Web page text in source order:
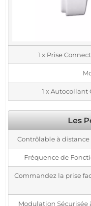
1 x Prise
1 x Autocollant
Les
Contrôlable à
Fréquence de
Commandez la prise
Modulation Sécurisée